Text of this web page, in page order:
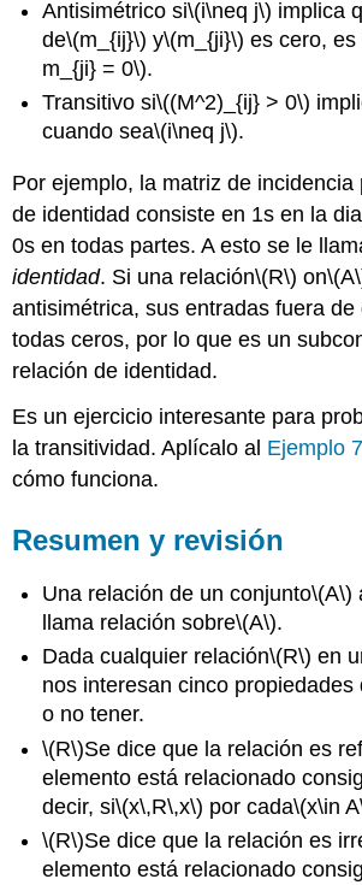
Antisimétrico si\(i\neq j\) implica
de\(m_{ij}\) y\(m_{ji}\) es cero, es
m_{ji} = 0\).
Transitivo si\((M^2)_{ij} > 0\)
cuando sea\(i\neq j\).
Por ejemplo, la matriz de incidencia
de identidad consiste en 1s en la
0s en todas partes. A esto se le
identidad. Si una relación\(R\) on
antisimétrica, sus entradas fuera de
todas ceros, por lo que es un
relación de identidad.
Es un ejercicio interesante para
la transitividad. Aplícalo al Ejemplo
cómo funciona.
Resumen y revisión
Una relación de un conjunto\(A\)
llama relación sobre\(A\).
Dada cualquier relación\(R\) en
nos interesan cinco propiedades
o no tener.
\(R\)Se dice que la relación es
elemento está relacionado
decir, si\(x\,R\,x\) por cada\(x\in
\(R\)Se dice que la relación es
elemento está relacionado